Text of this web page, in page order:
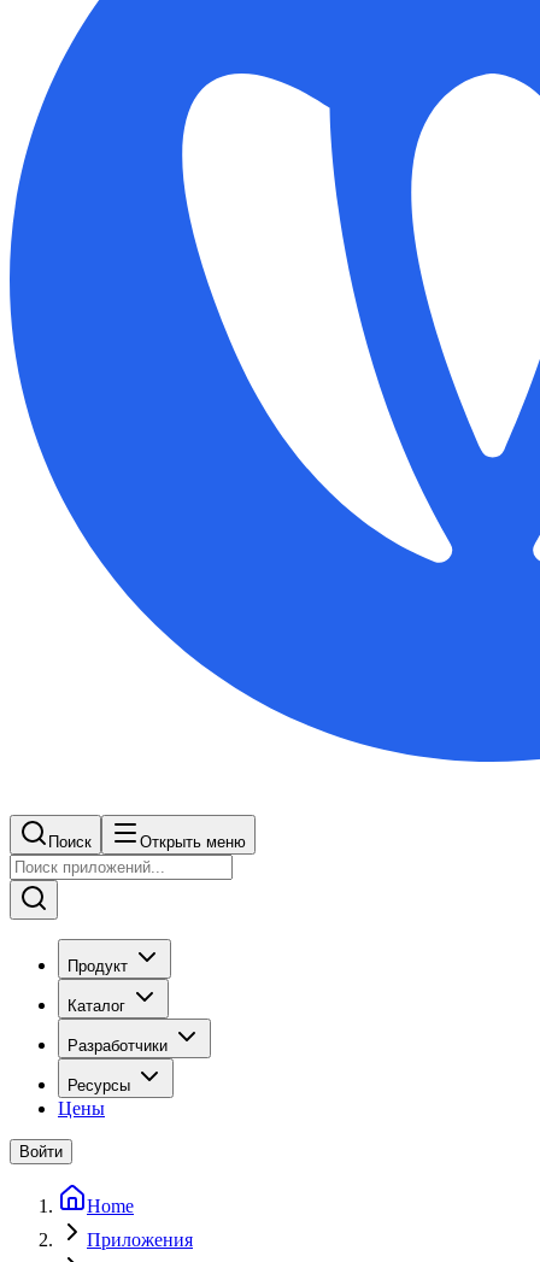
Поиск Открыть меню
Продукт
Каталог
Разработчики
Ресурсы
Цены
Войти
Home
Приложения